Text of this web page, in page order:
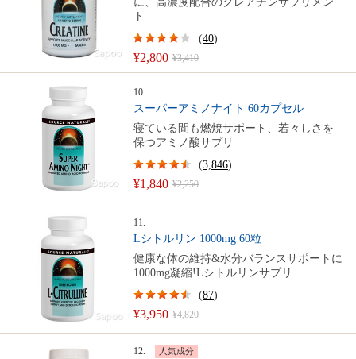
ト
¥2,800 ¥3,410
(40)
10.
スーパーアミノナイト 60カプセル
寝ている間も燃焼サポート、若々しさを
保つアミノ酸サプリ
¥1,840 ¥2,250
(3,846)
11.
Lシトルリン 1000mg 60粒
健康な体の維持&水分バランスサポートに
1000mg凝縮!Lシトルリンサプリ
¥3,950 ¥4,820
(87)
12. 人気成分